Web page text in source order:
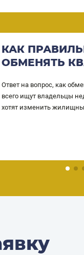
КАК
ОБМЕНЯТЬ
Ответ на вопрос, как
всего ищут владельцы
хотят изменить